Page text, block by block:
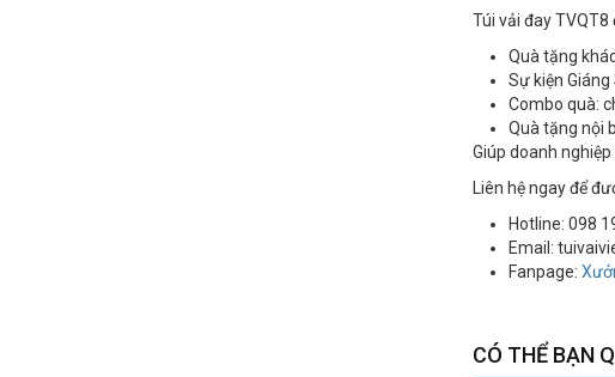
Túi vải đay
Quà tặng
Sự kiện
Combo quà:
Quà tặng nội
Giúp doanh
Liên hệ ngay để
Hotline: 098
Email:
Fanpage:
CÓ THỂ BẠN